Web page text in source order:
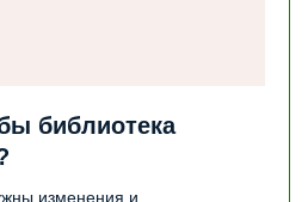
библиотека
изменения и